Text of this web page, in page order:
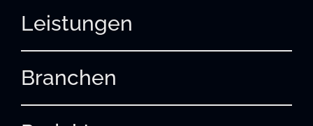
Leistungen
Branchen